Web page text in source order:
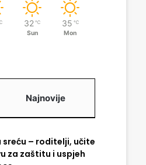
32 ℃
Sun
35 ℃
Mon
Najnovije
sreću – roditelji, učite
za zaštitu i uspjeh